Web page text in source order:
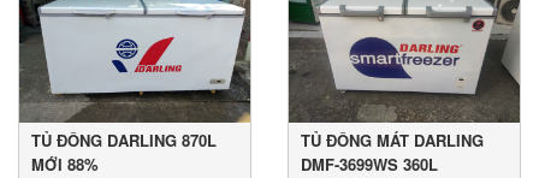
TỦ ĐÔNG DARLING 870L
MỚI 88%
TỦ ĐÔNG MÁT DARLING
DMF-3699WS 360L